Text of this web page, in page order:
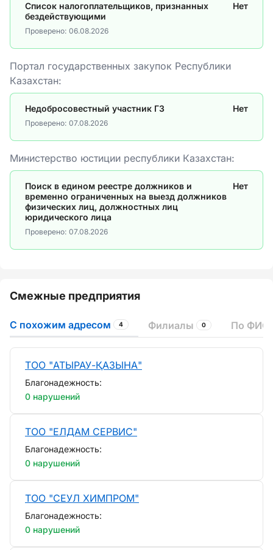
Список налогоплательщиков, признанных
бездействующими
Нет
Проверено: 06.08.2026
Портал государственных закупок Республики
Казахстан:
Недобросовестный участник ГЗ Нет
Проверено: 07.08.2026
Министерство юстиции республики Казахстан:
Поиск в едином реестре должников и
временно ограниченных на выезд должников
физических лиц, должностных лиц
юридического лица
Нет
Проверено: 07.08.2026
Смежные предприятия
С похожим адресом 4 Филиалы 0 По ФИО
ТОО "АТЫРАУ-ҚАЗЫНА"
Благонадежность:
0 нарушений
ТОО "ЕЛДАМ СЕРВИС"
Благонадежность:
0 нарушений
ТОО "СЕУЛ ХИМПРОМ"
Благонадежность:
0 нарушений